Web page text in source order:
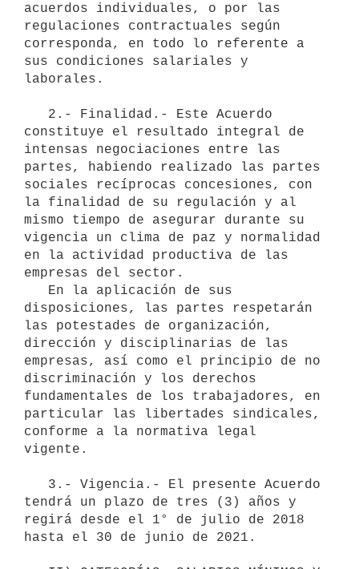
acuerdos individuales, o por las
regulaciones contractuales según
corresponda, en todo lo referente a
sus condiciones salariales y
laborales.
constituye el resultado integral de
intensas negociaciones entre las
partes, habiendo realizado las partes
sociales recíprocas concesiones, con
la finalidad de su regulación y al
mismo tiempo de asegurar durante su
vigencia un clima de paz y normalidad
en la actividad productiva de las
empresas del sector.
disposiciones, las partes respetarán
las potestades de organización,
dirección y disciplinarias de las
empresas, así como el principio de no
discriminación y los derechos
fundamentales de los trabajadores, en
particular las libertades sindicales,
conforme a la normativa legal
vigente.
tendrá un plazo de tres (3) años y
regirá desde el 1° de julio de 2018
hasta el 30 de junio de 2021.